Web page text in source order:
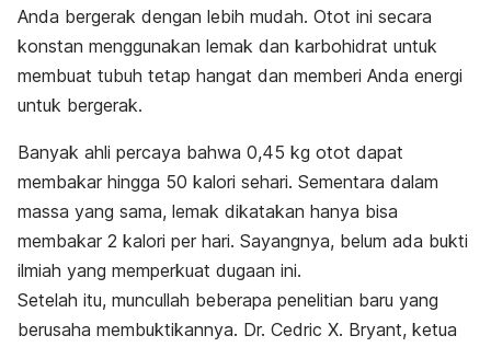
Anda bergerak dengan lebih mudah. Otot ini secara
konstan menggunakan lemak dan karbohidrat untuk
membuat tubuh tetap hangat dan memberi Anda energi
untuk bergerak.
Banyak ahli percaya bahwa 0,45 kg otot dapat
membakar hingga 50 kalori sehari. Sementara dalam
massa yang sama, lemak dikatakan hanya bisa
membakar 2 kalori per hari. Sayangnya, belum ada bukti
ilmiah yang memperkuat dugaan ini.
Setelah itu, muncullah beberapa penelitian baru yang
berusaha membuktikannya. Dr. Cedric X. Bryant, ketua